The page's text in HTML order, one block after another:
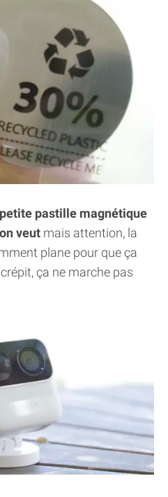
pastille magnétique
veut mais attention, la
plane pour que ça
ça ne marche pas